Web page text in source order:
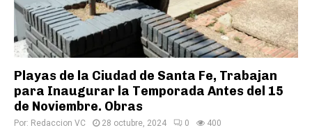
Playas de la Ciudad de Santa Fe, Trabajan
para Inaugurar la Temporada Antes del 15
de Noviembre. Obras
Por: Redaccion VC 28 octubre, 2024 0 400